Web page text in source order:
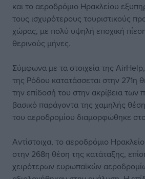
και το αεροδρόμιο Ηρακλείου
τους ισχυρότερους τουριστικούς
χώρας, με πολύ υψηλή εποχική
θερινούς μήνες.
Σύμφωνα με τα στοιχεία της
της Ρόδου κατατάσσεται στην 271η
την επίδοσή του στην ακρίβεια των
βασικό παράγοντα της χαμηλής
του αεροδρομίου διαμορφώθηκε
Αντίστοιχα, το αεροδρόμιο
στην 268η θέση της κατάταξης,
χειρότερων ευρωπαϊκών